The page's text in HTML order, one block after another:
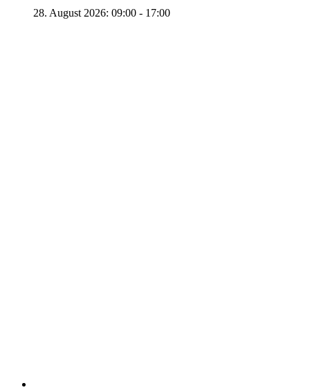
28. August 2026: 09:00 - 17:00